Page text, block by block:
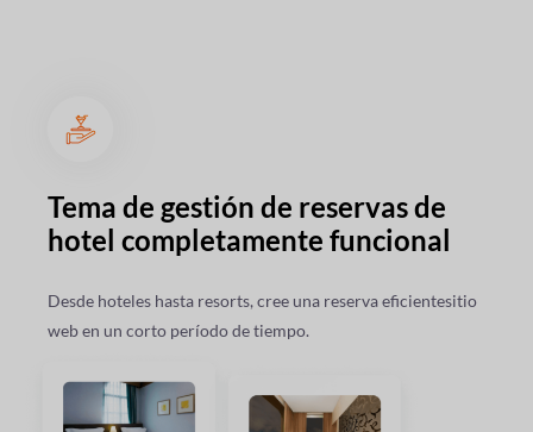
Tema de gestión de reservas de
hotel completamente funcional
Desde hoteles hasta resorts, cree una reserva eficientesitio
web en un corto período de tiempo.